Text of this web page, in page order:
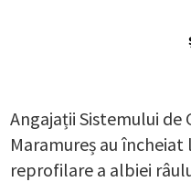
Angajații Sistemului de
Maramureș au
reprofilare a albiei